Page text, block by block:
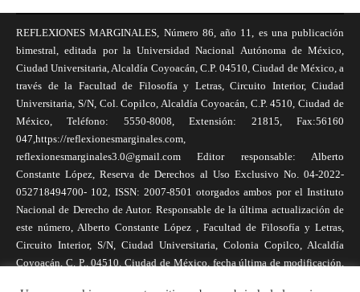
REFLEXIONES MARGINALES, Número 86, año 11, es una publicación
bimestral, editada por la Universidad Nacional Autónoma de México,
Ciudad Universitaria, Alcaldía Coyoacán, C.P. 04510, Ciudad de México, a
través de la Facultad de Filosofía y Letras, Circuito Interior, Ciudad
Universitaria, S/N, Col. Copilco, Alcaldía Coyoacán, C.P. 4510, Ciudad de
México, Teléfono: 5550-8008, Extensión: 21815, Fax:56160
047,https://reflexionesmarginales.com,
reflexionesmarginales3.0@gmail.com Editor responsable: Alberto
Constante López, Reserva de Derechos al Uso Exclusivo No. 04-2022-
052718494700- 102, ISSN: 2007-8501 otorgados ambos por el Instituto
Nacional de Derecho de Autor. Responsable de la última actualización de
este número, Alberto Constante López , Facultad de Filosofía y Letras,
Circuito Interior, S/N, Ciudad Universitaria, Colonia Copilco, Alcaldía
Coyoacán, C. P., 04510, Ciudad de México, fecha última de modificación,